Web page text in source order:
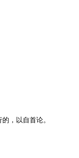
，以自首论。